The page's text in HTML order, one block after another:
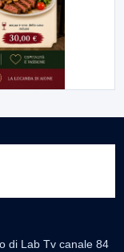
di Lab Tv canale 84